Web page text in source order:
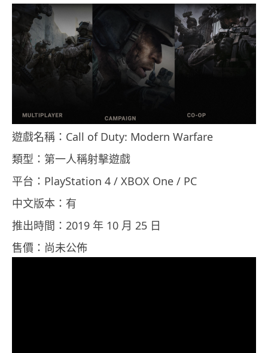
遊戲名稱：Call of Duty: Modern Warfare
類型：第一人稱射擊遊戲
平台：PlayStation 4 / XBOX One / PC
中文版本：有
推出時間：2019 年 10 月 25 日
售價：尚未公佈